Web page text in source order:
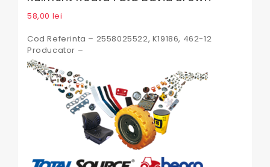
58,00 lei
Cod Referinta – 2558025522, K19186, 462-12
Producator –